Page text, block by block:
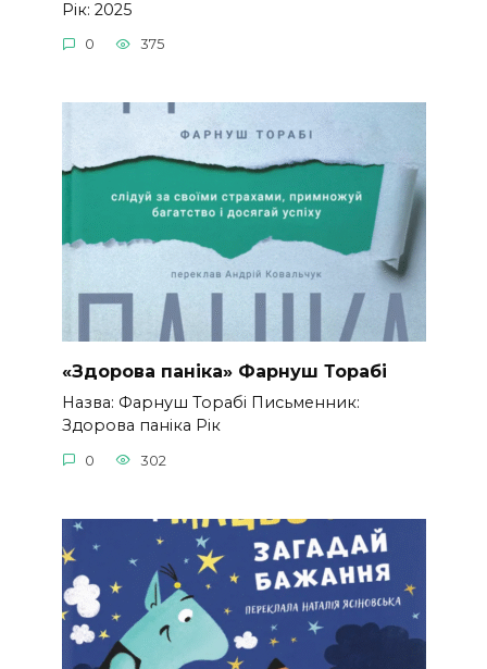
Рік: 2025
0 375
«Здорова паніка» Фарнуш Торабі
Назва: Фарнуш Торабі Письменник:
Здорова паніка Рік
0 302